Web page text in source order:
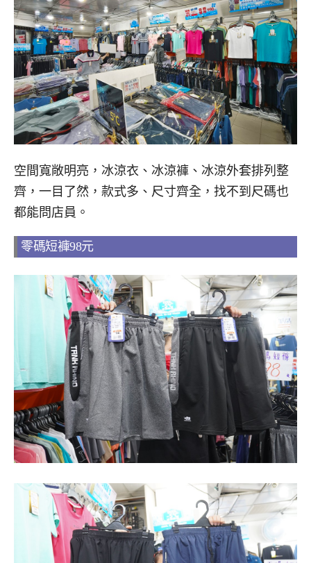
空間寬敞明亮，冰涼衣、冰涼褲、冰涼外套排列整
齊，一目了然，款式多、尺寸齊全，找不到尺碼也
都能問店員。
零碼短褲98元